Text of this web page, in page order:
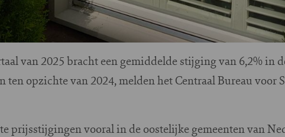
van 2025 bracht een gemiddelde stijging van 6,2% in
ten opzichte van 2024, melden het Centraal Bureau voor
prijsstijgingen vooral in de oostelijke gemeenten van